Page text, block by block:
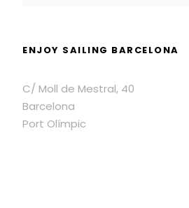
ENJOY SAILING BARCELONA
C/ Moll de Mestral,
Barcelona
Port Olímpic